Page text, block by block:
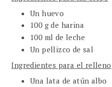
Un huevo
100 g de harina
100 ml de leche
Un pellizco de sal
Ingredientes para el relleno
Una lata de atún albo